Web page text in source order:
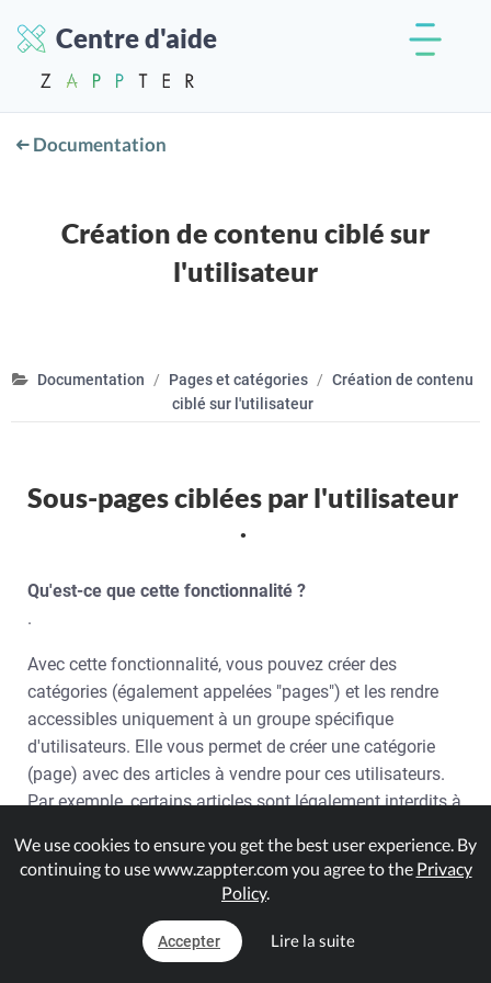
Centre d'aide
Documentation
Création de contenu ciblé sur
l'utilisateur
Documentation Pages et catégories
Création de contenu
ciblé sur l'utilisateur
Sous-pages ciblées par l'utilisateur
.
Qu'est-ce que cette fonctionnalité ?
.
Avec cette fonctionnalité, vous pouvez créer des
catégories (également appelées "pages") et les rendre
accessibles uniquement à un groupe spécifique
d'utilisateurs. Elle vous permet de créer une catégorie
(page) avec des articles à vendre pour ces utilisateurs.
Par exemple, certains articles sont légalement interdits à
autorisés à être vendus dans certaines villes ou certains
États ? Vous pouvez utiliser cette fonctionnalité pour
utilisateurs de ces villes ou états sans arrêter
complètement la vente de ces articles.
We use cookies to ensure you get the best user experience. By
continuing to use www.zappter.com you agree to the Privacy
Policy.
Accepter Lire la suite